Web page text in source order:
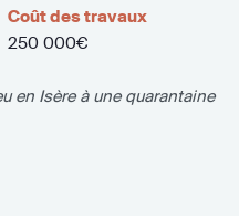
Coût des travaux
250 000€
en Isère à une quarantaine